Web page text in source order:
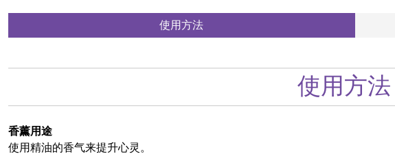
使用方法
使用方法
香薰用途
使用精油的香气来提升心灵。